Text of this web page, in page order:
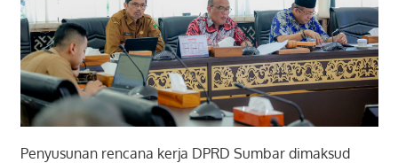
Penyusunan rencana kerja DPRD Sumbar dimaksud